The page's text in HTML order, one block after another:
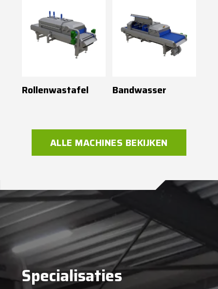
Rollenwastafel Bandwasser
ALLE MACHINES BEKIJKEN
Specialisaties